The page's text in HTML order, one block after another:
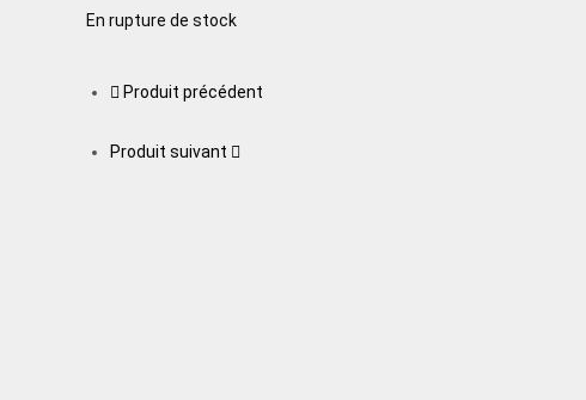
En rupture de stock
Produit précédent
Produit suivant